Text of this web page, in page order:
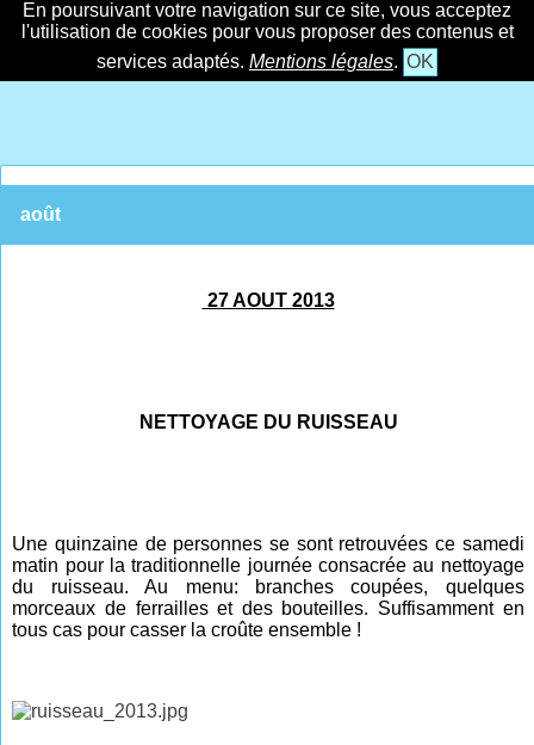
En poursuivant votre navigation sur ce site, vous acceptez
l'utilisation de cookies pour vous proposer des contenus et
services adaptés. Mentions légales. OK
août
27 AOUT 2013
NETTOYAGE DU RUISSEAU
Une quinzaine de personnes se sont retrouvées ce samedi
matin pour la traditionnelle journée consacrée au nettoyage
du ruisseau. Au menu: branches coupées, quelques
morceaux de ferrailles et des bouteilles. Suffisamment en
tous cas pour casser la croûte ensemble !